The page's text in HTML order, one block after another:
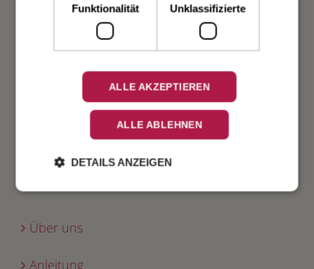
Geburtstag
Über uns
Anleitung
Funktionalität Unklassifizierte
ALLE AKZEPTIEREN
ALLE ABLEHNEN
DETAILS ANZEIGEN